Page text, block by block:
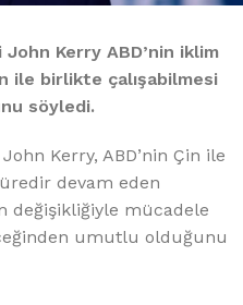
Kerry ABD’nin iklim
ile birlikte çalışabilmesi
söyledi.
Kerry, ABD’nin Çin ile
devam eden
değişikliğiyle mücadele
umutlu olduğunu